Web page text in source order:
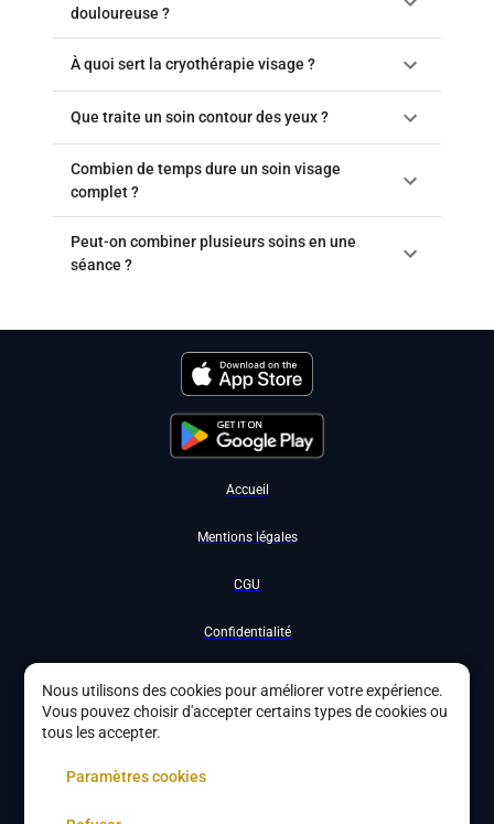
douloureuse ?
À quoi sert la cryothérapie visage ?
Que traite un soin contour des yeux ?
Combien de temps dure un soin visage
complet ?
Peut-on combiner plusieurs soins en une
séance ?
Accueil
Mentions légales
CGU
Confidentialité
Nous utilisons des cookies pour améliorer votre expérience.
Vous pouvez choisir d'accepter certains types de cookies ou
tous les accepter.
Paramètres cookies